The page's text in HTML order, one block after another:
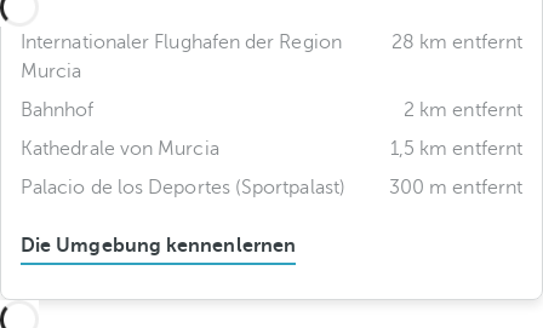
Internationaler Flughafen der Region
Murcia
28 km entfernt
Bahnhof
2 km entfernt
Kathedrale von Murcia
1,5 km entfernt
Palacio de los Deportes (Sportpalast)
300 m entfernt
Die Umgebung kennenlernen